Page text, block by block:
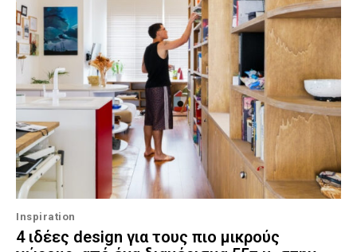
Inspiration
4 ιδέες design για τους πιο μικρούς